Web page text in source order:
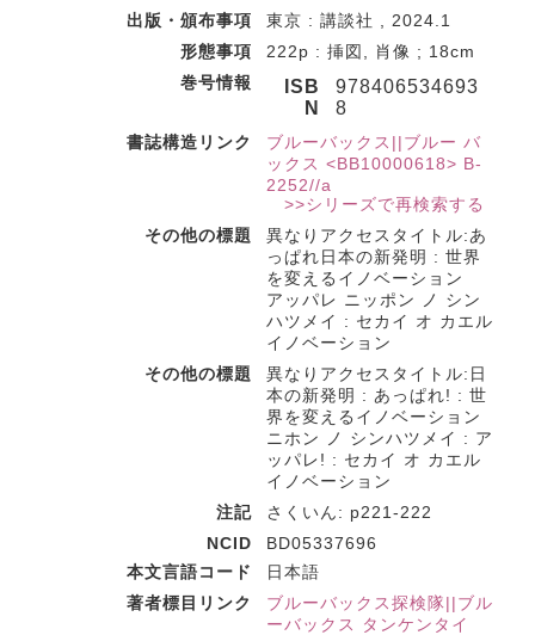
出版・頒布事項
東京 : 講談社 , 2024.1
形態事項
222p : 挿図, 肖像 ; 18cm
巻号情報
ISB
N
978406534693
8
書誌構造リンク
ブルーバックス||ブルー バ
ックス <BB10000618> B-
2252//a
>>シリーズで再検索する
その他の標題
異なりアクセスタイトル:あ
っぱれ日本の新発明 : 世界
を変えるイノベーション
アッパレ ニッポン ノ シン
ハツメイ : セカイ オ カエル
イノベーション
その他の標題
異なりアクセスタイトル:日
本の新発明 : あっぱれ! : 世
界を変えるイノベーション
ニホン ノ シンハツメイ : ア
ッパレ! : セカイ オ カエル
イノベーション
注記
さくいん: p221-222
NCID
BD05337696
本文言語コード
日本語
著者標目リンク
ブルーバックス探検隊||ブル
ーバックス タンケンタイ